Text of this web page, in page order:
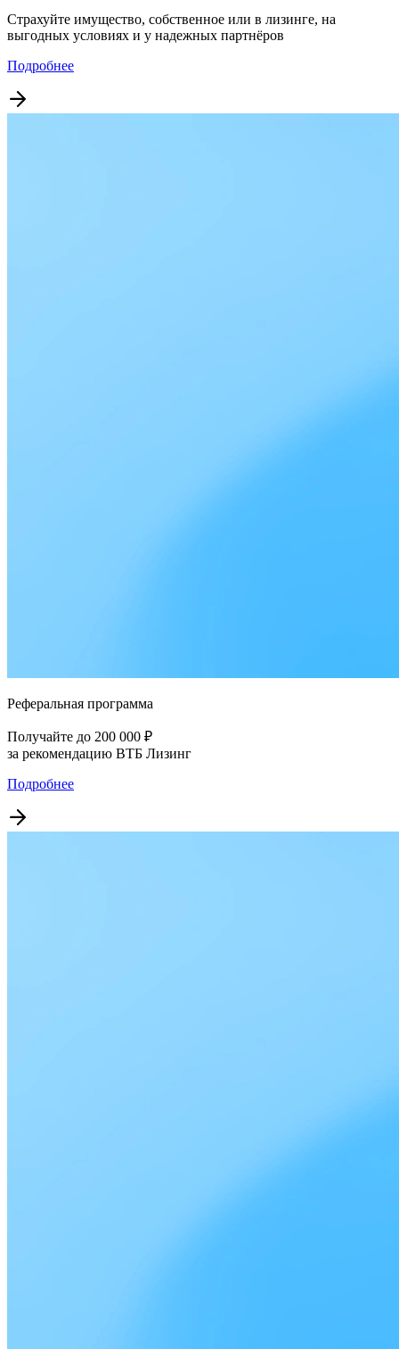
Страхуйте имущество, собственное или в лизинге, на
выгодных условиях и у надежных партнёров
Подробнее
Реферальная программа
Получайте до 200 000 ₽
за рекомендацию ВТБ Лизинг
Подробнее